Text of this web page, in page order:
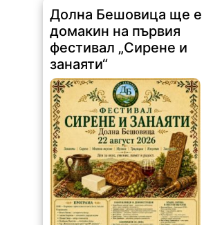
фестивал „Сирене и
занаяти“